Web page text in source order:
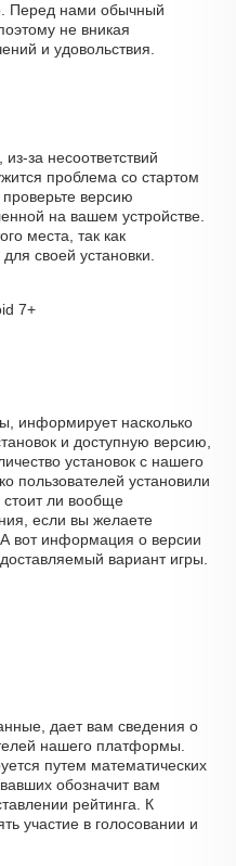
Перед нами обычный
не вникая
и удовольствия.
за несоответствий
проблема со стартом
версию
на вашем устройстве.
места, так как
своей установки.
7+
информирует насколько
и доступную версию,
установок с нашего
пользователей установили
ли вообще
если вы желаете
А вот информация о версии
вариант игры.
дает вам сведения о
нашего платформы.
путем математических
обозначит вам
рейтинга. К
участие в голосовании и